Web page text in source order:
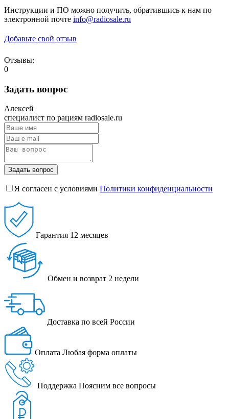
Инструкции и ПО можно получить, обратившись к нам по
электронной почте info@radiosale.ru
Добавьте свой отзыв
Отзывы:
0
Задать вопрос
Алексей
специалист по рациям radiosale.ru
Задать вопрос
Я согласен с условиями Политики конфиденциальности
Гарантия 12 месяцев
Обмен и возврат 2 недели
Доставка по всей России
Оплата Любая форма оплаты
Поддержка Поясним все вопросы